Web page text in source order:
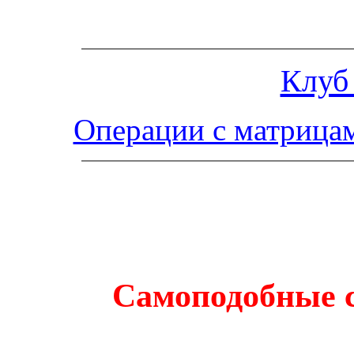
Клуб
Операции с
Самоподобные